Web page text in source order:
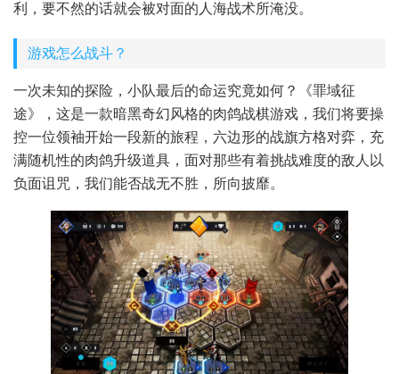
利，要不然的话就会被对面的人海战术所淹没。
游戏怎么战斗？
一次未知的探险，小队最后的命运究竟如何？《罪域征
途》，这是一款暗黑奇幻风格的肉鸽战棋游戏，我们将要操
控一位领袖开始一段新的旅程，六边形的战旗方格对弈，充
满随机性的肉鸽升级道具，面对那些有着挑战难度的敌人以
负面诅咒，我们能否战无不胜，所向披靡。